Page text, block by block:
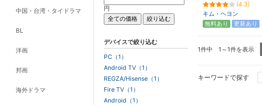
中国・台湾・タイドラマ
BL
洋画
邦画
海外ドラマ
(4.3)
キム・ヘヨン
無料あり 更新あり
1件中 1～1件を表示
キーワードで探す
円
デバイスで絞り込む
PC（1）
Android TV（1）
REGZA/Hisense（1）
Fire TV（1）
Android（1）